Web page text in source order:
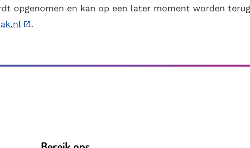
opgenomen en kan op een later moment worden
.